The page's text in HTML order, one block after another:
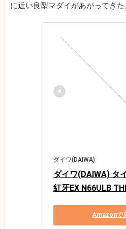
に近い良型マダイがあがってきた
ダイワ(DAIWA)
ダイワ(DAIWA) タ
紅牙EX N66ULB
Amazonで